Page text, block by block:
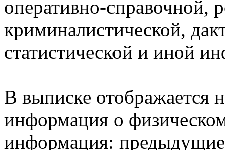
оперативно-справочной,
криминалистической,
статистической и иной
В выписке отображается
информация о
информация: